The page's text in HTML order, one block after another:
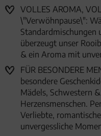
VOLLES AROMA,
\"Verwöhnpause\":
Standardmischungen
überzeugt unser
& ein Aroma mit
FÜR BESONDERE
besondere
Mädels, Schwestern
Herzensmenschen.
Verliebte,
unvergessliche